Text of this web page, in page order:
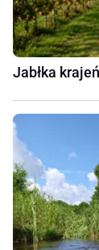
Jabłka